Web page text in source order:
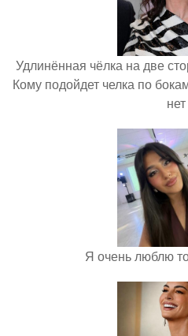
Удлинённая чёлка на две
Кому подойдет челка по
нет
Я очень люблю